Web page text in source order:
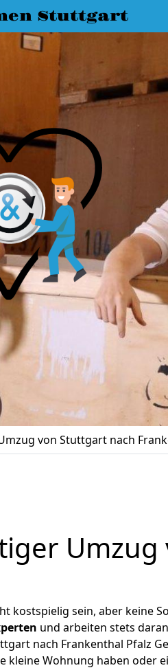
Stuttgart
von Stuttgart nach
kostspielig sein, aber keine
und arbeiten stets
nach Frankenthal Pfalz
kleine Wohnung haben oder